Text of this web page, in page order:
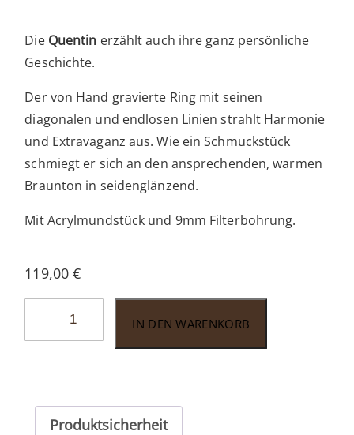
Die Quentin erzählt auch ihre ganz persönliche
Geschichte.
Der von Hand gravierte Ring mit seinen
diagonalen und endlosen Linien strahlt Harmonie
und Extravaganz aus. Wie ein Schmuckstück
schmiegt er sich an den ansprechenden, warmen
Braunton in seidenglänzend.
Mit Acrylmundstück und 9mm Filterbohrung.
119,00€
IN DEN WARENKORB
Produktsicherheit